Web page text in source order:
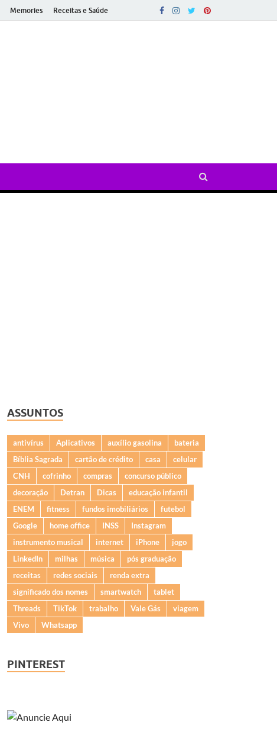
Memories Receitas e Saúde
ASSUNTOS
antivírus Aplicativos auxílio gasolina
bateria
Bíblia Sagrada
cartão de crédito casa
celular
CNH
cofrinho compras
concurso público
decoração
Detran Dicas
educação infantil
ENEM
fitness fundos imobiliários
futebol
Google
home office INSS
Instagram
instrumento musical
internet iPhone
jogo
LinkedIn
milhas música
pós graduação
receitas
redes sociais
renda extra
significado dos nomes
smartwatch
tablet
Threads
TikTok trabalho Vale Gás
viagem
Vivo
Whatsapp
PINTEREST